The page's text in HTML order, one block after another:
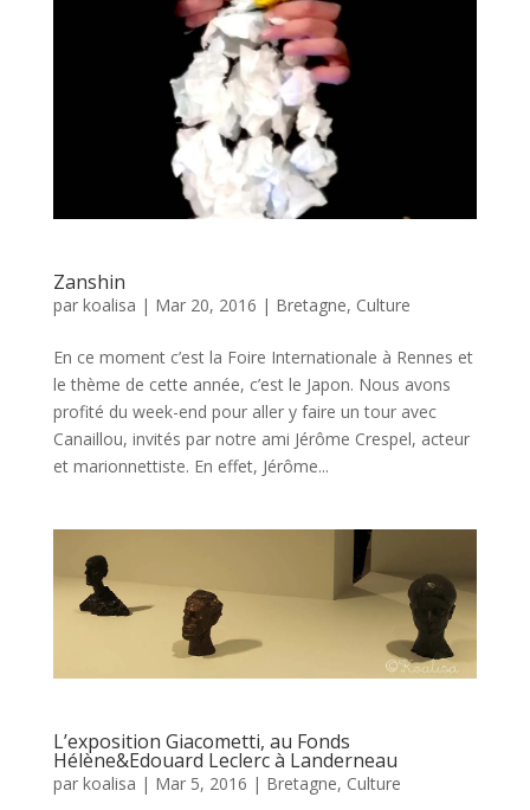
Zanshin
par koalisa | Mar 20, 2016 | Bretagne, Culture
En ce moment c’est la Foire Internationale à Rennes et
le thème de cette année, c’est le Japon. Nous avons
profité du week-end pour aller y faire un tour avec
Canaillou, invités par notre ami Jérôme Crespel, acteur
et marionnettiste. En effet, Jérôme...
L’exposition Giacometti, au Fonds
Hélène&Edouard Leclerc à Landerneau
par koalisa | Mar 5, 2016 | Bretagne, Culture